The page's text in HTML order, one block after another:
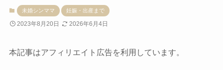
未婚シンママ 妊娠・出産まで
2023年8月20日 2026年6月4日
本記事はアフィリエイト広告を利用しています。